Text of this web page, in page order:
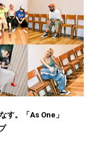
す。「As One」